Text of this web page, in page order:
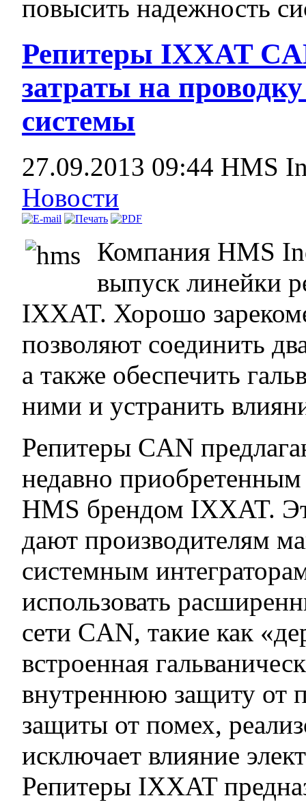
повысить надежность
Репитеры IXXAT
затраты на
системы
27.09.2013 09:44 HMS
Новости
Компания HMS
выпуск линейки
IXXAT. Хорошо
позволяют соединить
а также обеспечить
ними и устранить
Репитеры CAN
недавно
HMS брендом IXXAT.
дают производителям
системным
использовать
сети CAN, такие как
встроенная
внутреннюю защиту от
защиты от помех,
исключает влияние
Репитеры IXXAT